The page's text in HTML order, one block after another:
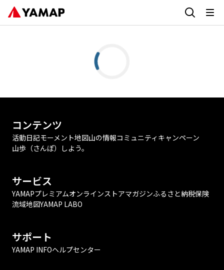
コンテンツ
活動日記モーメント地図山の情報コミュニティ キャンペーン
山歩（さんぽ）しよう。
サービス
YAMAPプレミアムオンラインストアマガジンふるさと納税保険
流域地図YAMAP LABO
サポート
YAMAP INFOヘルプセンター